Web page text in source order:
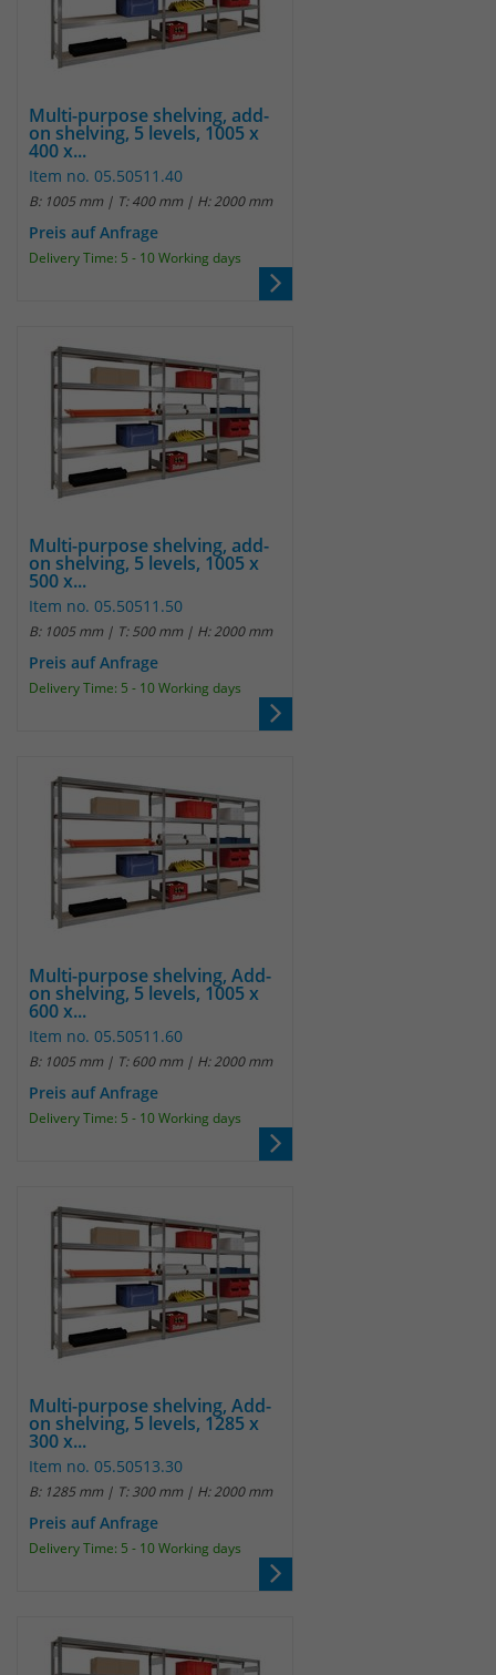
Multi-purpose shelving, add-
on shelving, 5 levels, 1005 x
400 x...
Item no. 05.50511.40
B: 1005 mm | T: 400 mm | H: 2000 mm
Preis auf Anfrage
Delivery Time: 5 - 10 Working days
Multi-purpose shelving, add-
on shelving, 5 levels, 1005 x
500 x...
Item no. 05.50511.50
B: 1005 mm | T: 500 mm | H: 2000 mm
Preis auf Anfrage
Delivery Time: 5 - 10 Working days
Multi-purpose shelving, Add-
on shelving, 5 levels, 1005 x
600 x...
Item no. 05.50511.60
B: 1005 mm | T: 600 mm | H: 2000 mm
Preis auf Anfrage
Delivery Time: 5 - 10 Working days
Multi-purpose shelving, Add-
on shelving, 5 levels, 1285 x
300 x...
Item no. 05.50513.30
B: 1285 mm | T: 300 mm | H: 2000 mm
Preis auf Anfrage
Delivery Time: 5 - 10 Working days
Anbieter TYPO3
Zweck
Enthält die gewählten Tracking-Optin-
Einstellungen.
Websitebesucher für die Dauer des
Besuchs der Webseite zu identifizieren.
Name _pk_id
Anbieter
Laufzeit 13 Monate
Zweck
Das Cookie wird von Matomo installiert.
Das Cookie wird verwendet, um
Besucher-, Sitzungs- und
Analysebericht der Website zu
verfolgen. Die Cookies speichern
Informationen anonym und weisen
eine randoly generierte Nummer zu,
um eindeutige Besucher zu
sind damit externen Unternehmen
unzugänglich.
_pk_ref
Anbieter Matomo
Das Cookie wird von Matomo
instralliert. Das Cookie wird verwendet,
um Besucher-, Sitzungs- und
Kampagnendaten zu berechnen und
die Nutzung der Website für den
Informationen anonym und weisen
eine randoly generierte Nummer zu,
identifizieren. Die Daten werde lokal
auf unserem Server gespeichert und
sind damit externen Unternehmen
unzugänglich.
Anbieter Matomo
Laufzeit 30 Minuten
Zweck
Das Cookie wird genutzt um temporär
Name _pk_cvar
Anbieter Matomo
Das Cookie wird genutzt um temporär